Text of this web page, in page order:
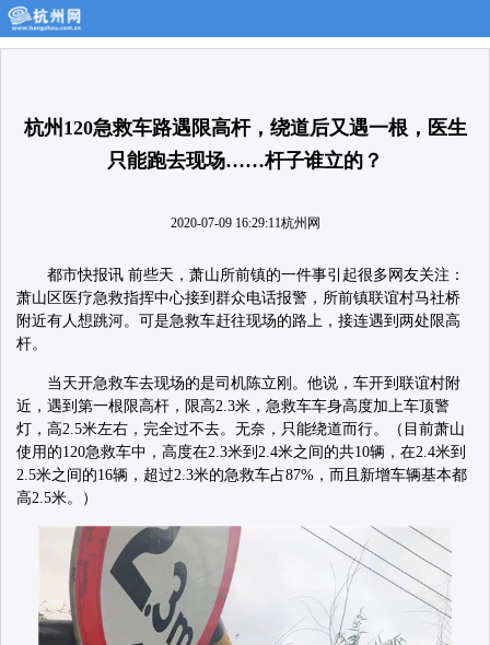
杭州120急救车路遇限高杆，绕道后又遇一根，医生
只能跑去现场……杆子谁立的？
2020-07-09 16:29:11杭州网
都市快报讯 前些天，萧山所前镇的一件事引起很多网友关注：
萧山区医疗急救指挥中心接到群众电话报警，所前镇联谊村马社桥
附近有人想跳河。可是急救车赶往现场的路上，接连遇到两处限高
杆。
当天开急救车去现场的是司机陈立刚。他说，车开到联谊村附
近，遇到第一根限高杆，限高2.3米，急救车车身高度加上车顶警
灯，高2.5米左右，完全过不去。无奈，只能绕道而行。（目前萧山
使用的120急救车中，高度在2.3米到2.4米之间的共10辆，在2.4米到
2.5米之间的16辆，超过2.3米的急救车占87%，而且新增车辆基本都
高2.5米。）